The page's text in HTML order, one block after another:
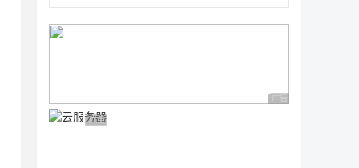
广告 商业广告，理性
广告 商业广告，理性选择